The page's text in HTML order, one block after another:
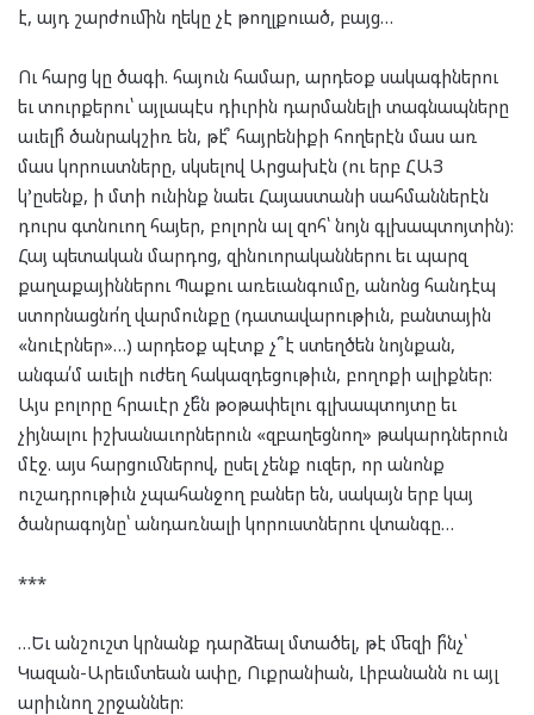
է, այդ շարժումին ղեկը չէ թողլքուած, բայց…
Ու հարց կը ծագի. հայուն համար, արդեօք սակագիներու
եւ տուրքերու՝ այլապէս դիւրին դարմանելի տագնապները
աւելի՞ ծանրակշիռ են, թէ՞ հայրենիքի հողերէն մաս առ
մաս կորուստները, սկսելով Արցախէն (ու երբ ՀԱՅ
կ’ըսենք, ի մտի ունինք նաեւ Հայաստանի սահմաններէն
դուրս գտնուող հայեր, բոլորն ալ զոհ՝ նոյն գլխապտոյտին):
Հայ պետական մարդոց, զինուորականներու եւ պարզ
քաղաքայիններու Պաքու առեւանգումը, անոնց հանդէպ
ստորնացնո՛ղ վարմունքը (դատավարութիւն, բանտային
«նուէրներ»…) արդեօք պէտք չ՞է ստեղծեն նոյնքան,
անգա՛մ աւելի ուժեղ հակազդեցութիւն, բողոքի ալիքներ:
Այս բոլորը հրաւէր չե՞ն թօթափելու գլխապտոյտը եւ
չիյնալու իշխանաւորներուն «զբաղեցնող» թակարդներուն
մէջ. այս հարցումներով, ըսել չենք ուզեր, որ անոնք
ուշադրութիւն չպահանջող բաներ են, սակայն երբ կայ
ծանրագոյնը՝ անդառնալի կորուստներու վտանգը…
***
…Եւ անշուշտ կրնանք դարձեալ մտածել, թէ մեզի ի՞նչ՝
Կազան-Արեւմտեան ափը, Ուքրանիան, Լիբանանն ու այլ
արիւնող շրջաններ: